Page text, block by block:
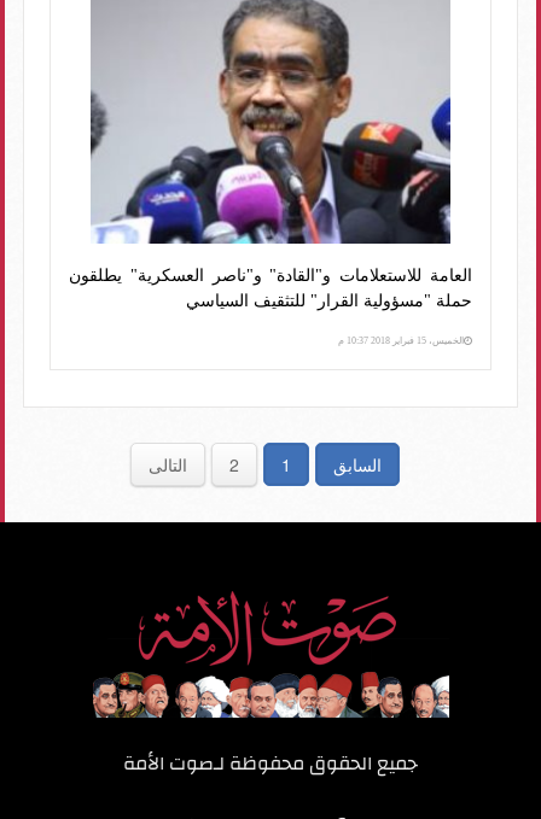
العامة للاستعلامات و"القادة" و"ناصر العسكرية" يطلقون
حملة "مسؤولية القرار" للتثقيف السياسي
الخميس، 15 فبراير 2018 10:37 م
السابق 1
2 التالى
جميع الحقوق محفوظة لـصوت الأمة